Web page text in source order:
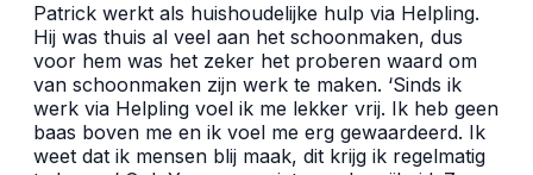
Patrick werkt als huishoudelijke hulp via Helpling.
Hij was thuis al veel aan het schoonmaken, dus
voor hem was het zeker het proberen waard om
van schoonmaken zijn werk te maken. ‘Sinds ik
werk via Helpling voel ik me lekker vrij. Ik heb geen
baas boven me en ik voel me erg gewaardeerd. Ik
weet dat ik mensen blij maak, dit krijg ik regelmatig